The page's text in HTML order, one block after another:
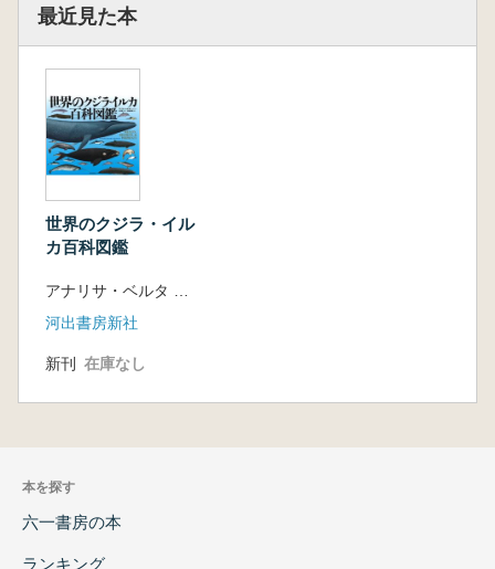
最近見た本
世界のクジラ・イル
カ百科図鑑
河出書房新社
新刊 在庫なし
本を探す
六一書房の本
ランキング